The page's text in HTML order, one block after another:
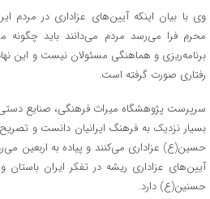
وی با بیان اینکه آیین‌های عزاداری در مردم
محرم فرا می‌رسد مردم می‌دانند باید چگونه
برنامه‌ریزی و هماهنگی مسئولان نیست و این
رفتاری صورت گرفته است.
سرپرست پژوهشگاه میراث فرهنگی، صنایع
بسیار نزدیک به فرهنگ ایرانیان دانست و
حسین(ع) عزاداری می‌کنند و پیاده به اربعین
آیین‌های عزاداری ریشه در تفکر ایران باستان
حسنین(ع) دارد.